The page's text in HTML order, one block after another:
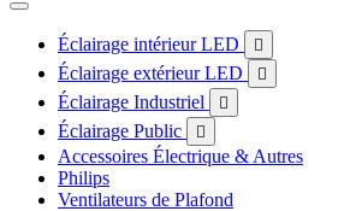
Éclairage intérieur LED 
Éclairage extérieur LED 
Éclairage Industriel 
Éclairage Public 
Accessoires Électrique & Autres
Philips
Ventilateurs de Plafond